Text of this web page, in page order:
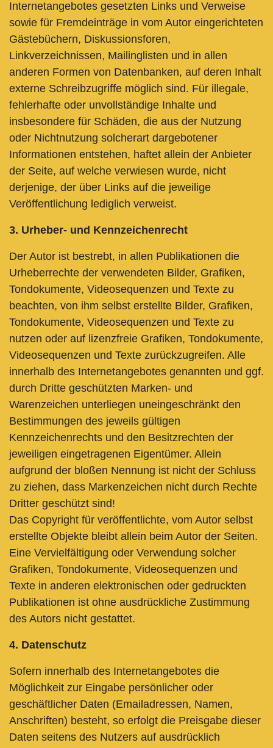
Internetangebotes gesetzten Links und Verweise
sowie für Fremdeinträge in vom Autor eingerichteten
Gästebüchern, Diskussionsforen,
Linkverzeichnissen, Mailinglisten und in allen
anderen Formen von Datenbanken, auf deren Inhalt
externe Schreibzugriffe möglich sind. Für illegale,
fehlerhafte oder unvollständige Inhalte und
insbesondere für Schäden, die aus der Nutzung
oder Nichtnutzung solcherart dargebotener
Informationen entstehen, haftet allein der Anbieter
der Seite, auf welche verwiesen wurde, nicht
derjenige, der über Links auf die jeweilige
Veröffentlichung lediglich verweist.
3. Urheber- und Kennzeichenrecht
Der Autor ist bestrebt, in allen Publikationen die
Urheberrechte der verwendeten Bilder, Grafiken,
Tondokumente, Videosequenzen und Texte zu
beachten, von ihm selbst erstellte Bilder, Grafiken,
Tondokumente, Videosequenzen und Texte zu
nutzen oder auf lizenzfreie Grafiken, Tondokumente,
Videosequenzen und Texte zurückzugreifen. Alle
innerhalb des Internetangebotes genannten und ggf.
durch Dritte geschützten Marken- und
Warenzeichen unterliegen uneingeschränkt den
Bestimmungen des jeweils gültigen
Kennzeichenrechts und den Besitzrechten der
jeweiligen eingetragenen Eigentümer. Allein
aufgrund der bloßen Nennung ist nicht der Schluss
zu ziehen, dass Markenzeichen nicht durch Rechte
Dritter geschützt sind!
Das Copyright für veröffentlichte, vom Autor selbst
erstellte Objekte bleibt allein beim Autor der Seiten.
Eine Vervielfältigung oder Verwendung solcher
Grafiken, Tondokumente, Videosequenzen und
Texte in anderen elektronischen oder gedruckten
Publikationen ist ohne ausdrückliche Zustimmung
des Autors nicht gestattet.
4. Datenschutz
Sofern innerhalb des Internetangebotes die
Möglichkeit zur Eingabe persönlicher oder
geschäftlicher Daten (Emailadressen, Namen,
Anschriften) besteht, so erfolgt die Preisgabe dieser
Daten seitens des Nutzers auf ausdrücklich